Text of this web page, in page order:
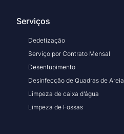
Serviços
Dedetização
Serviço por Contrato Mensal
Desentupimento
Desinfecção de Quadras de Areia
Limpeza de caixa d’água
Limpeza de Fossas